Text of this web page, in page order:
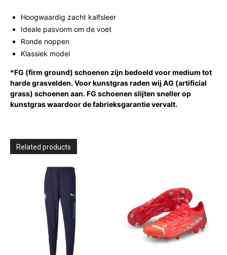
Hoogwaardig zacht kalfsleer
Ideale pasvorm om de voet
Ronde noppen
Klassiek model
*FG (firm ground) schoenen zijn bedoeld voor medium tot
harde grasvelden. Voor kunstgras raden wij AG (artificial
grass) schoenen aan. FG schoenen slijten sneller op
kunstgras waardoor de fabrieksgarantie vervalt.
Related products